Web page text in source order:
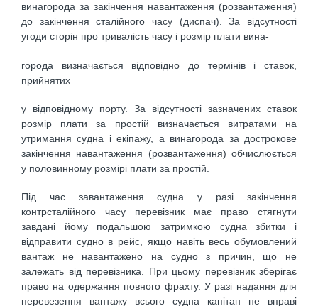
винагорода за закінчення навантаження (розвантаження)
до закінчення сталійного часу (диспач). За відсутності
угоди сторін про тривалість часу і розмір плати вина-
города визначається відповідно до термінів і ставок,
прийнятих
у відповідному порту. За відсутності зазначених ставок
розмір плати за простій визначається витратами на
утримання судна і екіпажу, а винагорода за дострокове
закінчення навантаження (розвантаження) обчислюється
у половинному розмірі плати за простій.
Під час завантаження судна у разі закінчення
контрсталійного часу перевізник має право стягнути
завдані йому подальшою затримкою судна збитки і
відправити судно в рейс, якщо навіть весь обумовлений
вантаж не навантажено на судно з причин, що не
залежать від перевізника. При цьому перевізник зберігає
право на одержання повного фрахту. У разі надання для
перевезення вантажу всього судна капітан не вправі